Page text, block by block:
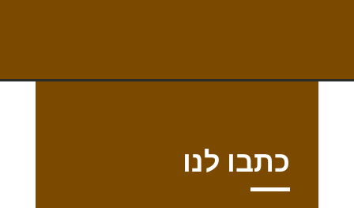
כתבו לנו